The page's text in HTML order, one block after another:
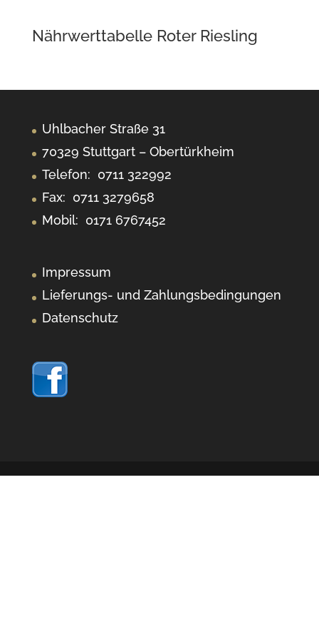
Nährwerttabelle Roter Riesling
Uhlbacher Straße 31
70329 Stuttgart – Obertürkheim
Telefon: 0711 322992
Fax: 0711 3279658
Mobil: 0171 6767452
Impressum
Lieferungs- und Zahlungsbedingungen
Datenschutz